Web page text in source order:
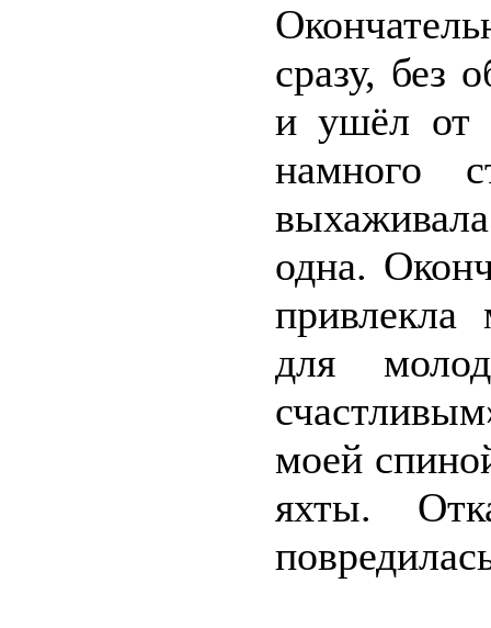
сразу, без
и ушёл от
намного
одна.
привлекла
для
моей
яхты.